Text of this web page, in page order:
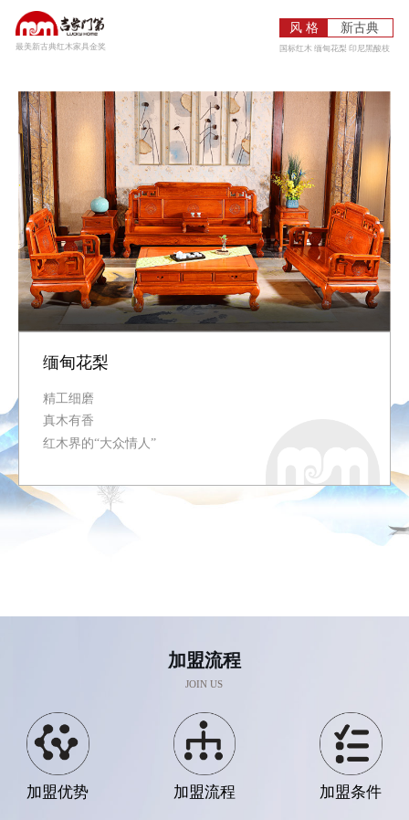
最美新古典红木家具金奖
风 格 新古典
国标红木 缅甸花梨 印尼黑酸枝
缅甸花梨
精工细磨
真木有香
红木界的“大众情人”
加盟流程
JOIN US
加盟优势 加盟流程 加盟条件